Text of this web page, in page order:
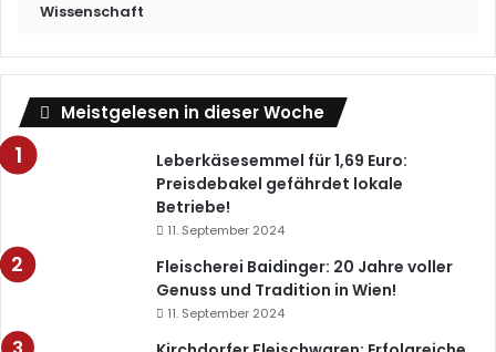
Wissenschaft
Meistgelesen in dieser Woche
Leberkäsesemmel für 1,69 Euro:
Preisdebakel gefährdet lokale
Betriebe!
11. September 2024
Fleischerei Baidinger: 20 Jahre voller
Genuss und Tradition in Wien!
11. September 2024